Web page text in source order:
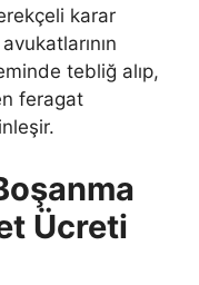
karar
tebliğ alıp,
feragat
Ücreti